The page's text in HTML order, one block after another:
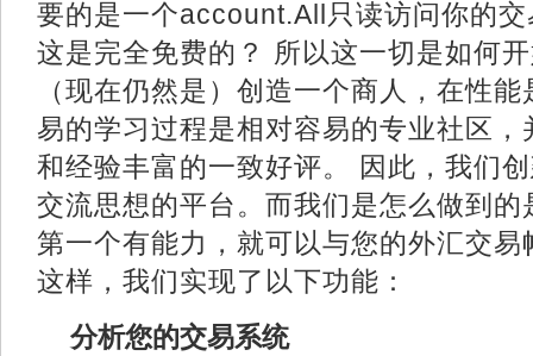
要的是一个account.All只读访问你的
这是完全免费的？ 所以这一切是如何
（现在仍然是）创造一个商人，在性
易的学习过程是相对容易的专业社区
和经验丰富的一致好评。 因此，我们
交流思想的平台。而我们是怎么做到
第一个有能力，就可以与您的外汇交
这样，我们实现了以下功能：
分析您的交易系统